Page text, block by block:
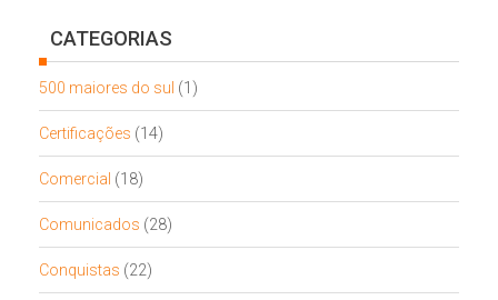
CATEGORIAS
500 maiores do sul (1)
Certificações (14)
Comercial (18)
Comunicados (28)
Conquistas (22)